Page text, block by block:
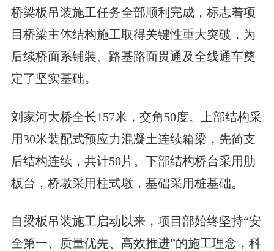
桥梁板吊装施工任务全部顺利完成，标志着项
目桥梁主体结构施工取得关键性重大突破，为
后续桥面系铺装、路基路面贯通及全线通车奠
定了坚实基础。
刘家河大桥全长157米，交角50度。上部结构采
用30米装配式预应力混凝土连续箱梁，先简支
后结构连续，共计50片。下部结构桥台采用肋
板台，桥墩采用柱式墩，基础采用桩基础。
自梁板吊装施工启动以来，项目部始终坚持“安
全第一、质量优先、高效推进”的施工理念，科